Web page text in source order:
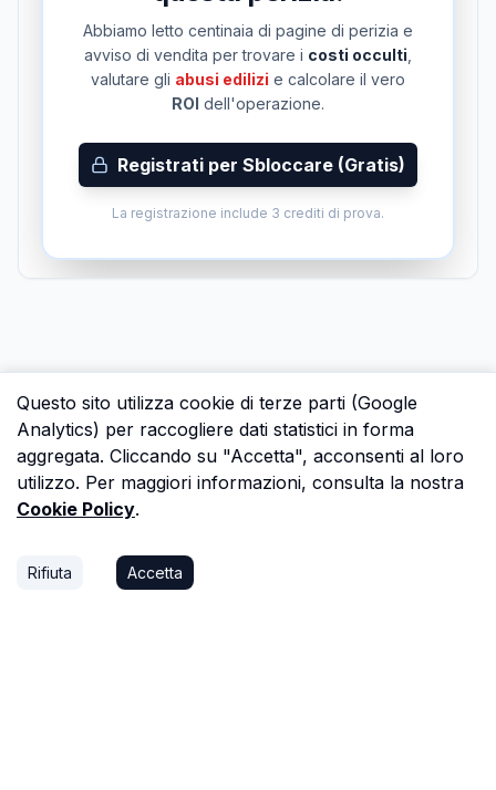
Abbiamo letto centinaia di pagine di perizia e
avviso di vendita per trovare i costi occulti
valutare gli abusi edilizi e calcolare il vero
ROI dell'operazione.
Registrati per Sbloccare (Gratis)
La registrazione include 3 crediti di prova.
Questo sito utilizza cookie di terze parti (Google
Analytics) per raccogliere dati statistici in forma
aggregata. Cliccando su "Accetta", acconsenti al loro
utilizzo. Per maggiori informazioni, consulta la nostra
Cookie Policy.
Rifiuta Accetta